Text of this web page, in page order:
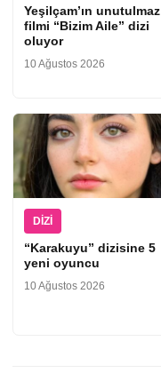
Yeşilçam’ın unutulmaz
filmi “Bizim Aile” dizi
oluyor
10 Ağustos 2026
DIZI
“Karakuyu” dizisine 5
yeni oyuncu
10 Ağustos 2026